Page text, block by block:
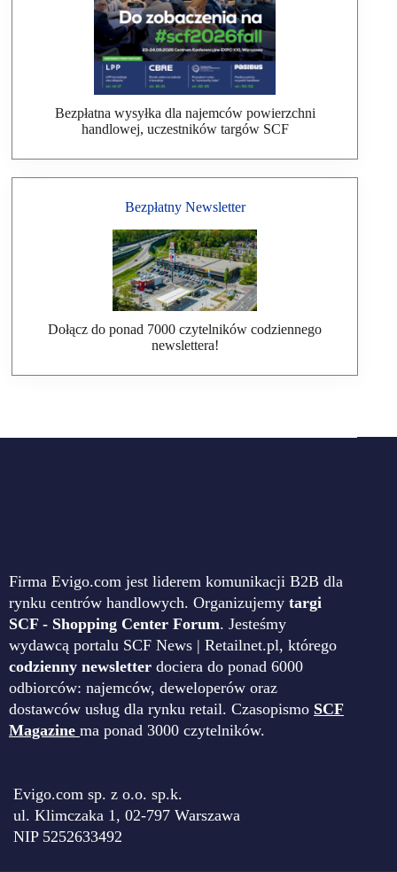
Bezpłatna wysyłka dla najemców powierzchni
handlowej, uczestników targów SCF
Bezpłatny Newsletter
Dołącz do ponad 7000 czytelników codziennego
newslettera!
Firma Evigo.com jest liderem komunikacji B2B dla
rynku centrów handlowych. Organizujemy targi
SCF - Shopping Center Forum. Jesteśmy
wydawcą portalu SCF News | Retailnet.pl, którego
codzienny newsletter dociera do ponad 6000
odbiorców: najemców, deweloperów oraz
dostawców usług dla rynku retail. Czasopismo SCF
Magazine ma ponad 3000 czytelników.
Evigo.com sp. z o.o. sp.k.
ul. Klimczaka 1, 02-797 Warszawa
NIP 5252633492